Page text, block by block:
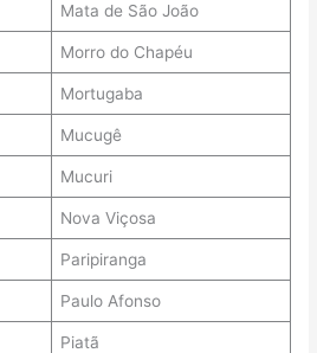
Mata de São João
Morro do Chapéu
Mortugaba
Mucugê
Mucuri
Nova Viçosa
Paripiranga
Paulo Afonso
Piatã